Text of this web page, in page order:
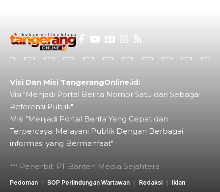
Visi Dan Misi TangerangOnline.id:
Visi "Menjadi Portal Berita Nomor Satu dan Sebagai
Referensi Publik"
Misi "Menjadi Portal Berita Yang Cepat dan
Terpercaya. Melayani Publik Dengan Berbagai
informasi yang Bermanfaat"
Penerbit: PT Banten Media Sejahtera
Pedoman SOP Perlindungan Wartawan Redaksi Iklan